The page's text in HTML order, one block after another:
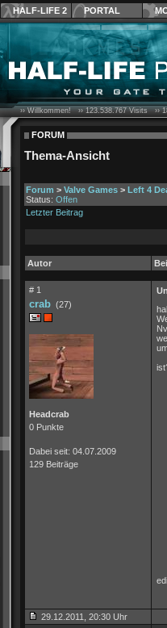
HALF-LIFE 2 PORTAL
›› Willkommen! ››123.538.767Visits ››
FORUM
Thema-Ansicht
Forum > Valve Games> Left 4
Status: Offen
Letzter Beitrag
Autor
# 1
crab(27)
Headcrab
0 Punkte
Dabei seit: 04.07.2009
129 Beiträge
29.12.2011, 20:30 Uhr